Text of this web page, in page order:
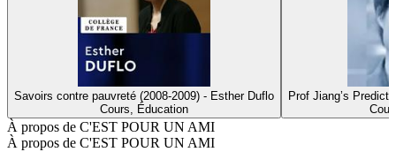
Savoirs contre pauvreté (2008-2009) - Esther Duflo
Cours, Éducation
Prof Jiang’s
À propos de C'EST POUR UN AMI
À propos de C'EST POUR UN AMI